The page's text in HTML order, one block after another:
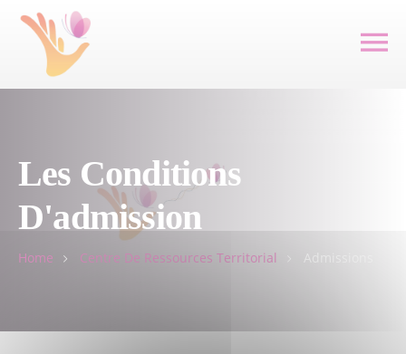
Les Conditions
D'admission
Home Centre De Ressources Territorial Admissions